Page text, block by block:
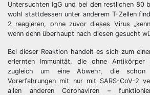
Untersuchten IgG und bei den restlichen 80
wohl stattdessen unter anderem T-Zellen
2 reagieren, ohne zuvor dieses Virus
wenn denn überhaupt nach diesen gesucht
Bei dieser Reaktion handelt es sich zum
erlernten Immunität, die ohne Antikörper
zugleich um eine Abwehr, die schon
Vorerfahrungen mit nur mit SARS-CoV-2
allen anderen Coronaviren –